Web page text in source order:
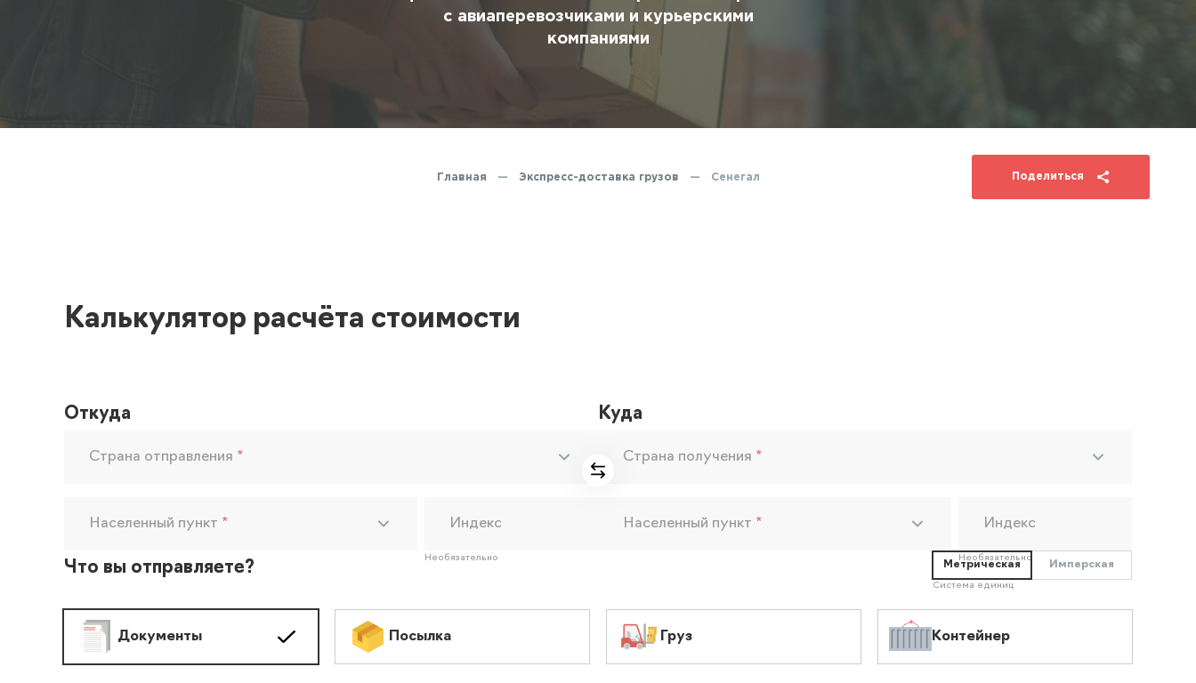
декларирование
с авиаперевозчиками и курьерскими
компаниями
Главная — Экспресс-доставка грузов — Сенегал Поделиться
Калькулятор расчёта стоимости
Откуда
Страна отправления *
Населенный пункт * Индекс
Необязательно
Куда
Страна получения *
Населенный пункт * Индекс
Необязательно
Что вы отправляете? Метрическая Имперская
Система единиц
Документы Посылка Груз Контейнер